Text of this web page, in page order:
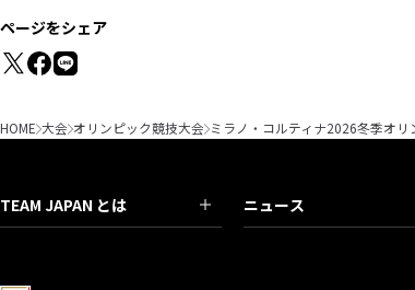
ページをシェア
HOME 大会 オリンピック競技大会 ミラノ・コルティナ2026冬季オリ
TEAM JAPAN とは ニュース